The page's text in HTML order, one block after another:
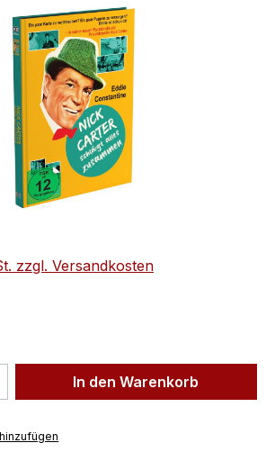
zzgl. Versandkosten
Gib den
In den Warenkorb